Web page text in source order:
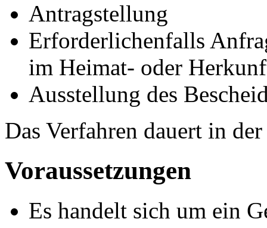
Antragstellung
Erforderlichenfalls
im Heimat- oder
Ausstellung des
Das Verfahren dauert in
Voraussetzungen
Es handelt sich um ein